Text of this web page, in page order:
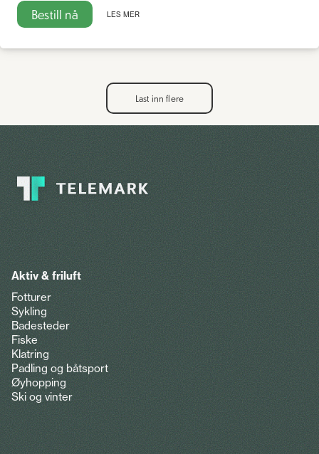
Bestill nå LES MER
Last inn flere
Aktiv & friluft
Fotturer
Sykling
Badesteder
Fiske
Klatring
Padling og båtsport
Øyhopping
Ski og vinter